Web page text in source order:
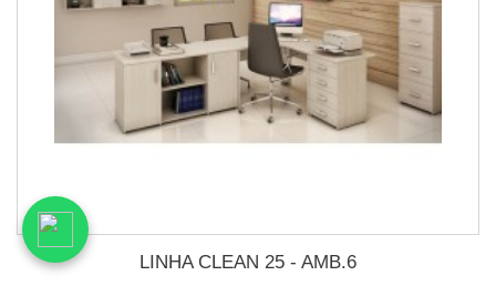
LINHA CLEAN 25 - AMB.6